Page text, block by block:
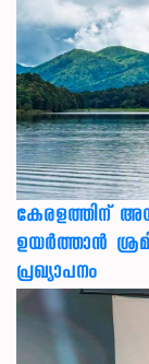
കേരളത്തിന്
ഉയർത്താൻ
പ്രഖ്യാപനം